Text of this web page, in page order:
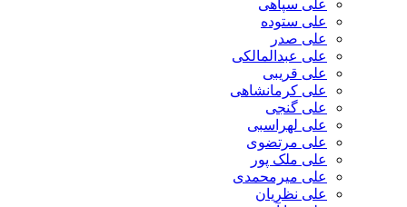
علی سپاهی
علی ستوده
علی صدر
علی عبدالمالکی
علی قریبی
علی کرمانشاهی
علی گنجی
علی لهراسبی
علی مرتضوی
علی ملک پور
علی میرمحمدی
علی نظریان